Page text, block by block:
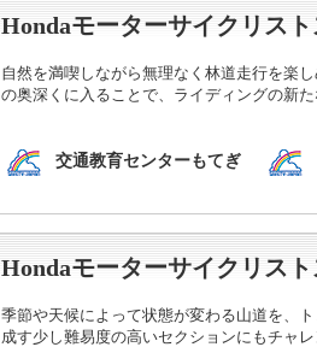
Hondaモーターサイクリス
自然を満喫しながら無理なく林道走行を楽
の奥深くに入ることで、ライディングの新
交通教育センターもてぎ
Hondaモーターサイクリス
季節や天候によって状態が変わる山道を、
成す少し難易度の高いセクションにもチャ